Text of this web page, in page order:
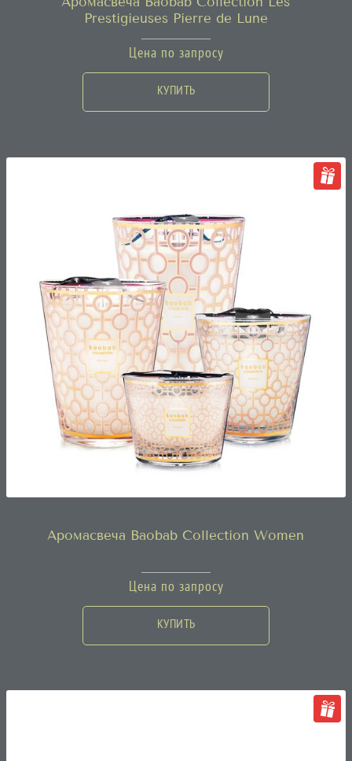
Prestigieuses Pierre de Lune
Цена по запросу
КУПИТЬ
Аромасвеча Baobab Collection Women
Цена по запросу
КУПИТЬ